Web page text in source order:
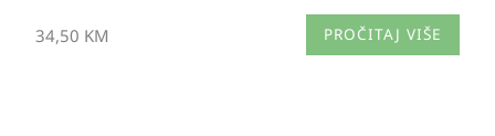
34,50 KM PROČITAJ VIŠE